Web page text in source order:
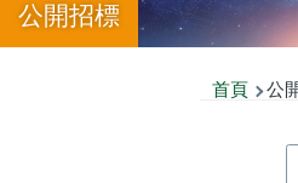
公開招標
首頁 公